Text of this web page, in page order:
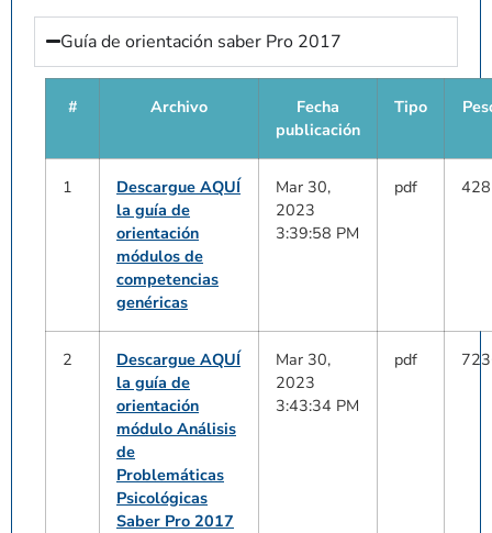
Guía de orientación saber Pro 2017
# Archivo
Fecha
publicación
Tipo
1
Descargue AQUÍ
la guía de
orientación
módulos de
competencias
genéricas
Mar 30,
2023
3:39:58 PM
pdf
2
Descargue AQUÍ
la guía de
orientación
módulo Análisis
de
Problemáticas
Psicológicas
Saber Pro 2017
Mar 30,
2023
3:43:34 PM
pdf